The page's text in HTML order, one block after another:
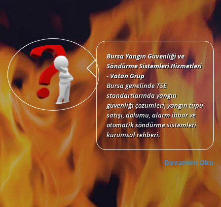
Devamını Oku
Bursa Yangın Güvenliği ve
Söndürme Sistemleri Hizmetleri
- Vatan Grup
Bursa genelinde TSE
standartlarında yangın
güvenliği çözümleri, yangın tüpü
satışı, dolumu, alarm ihbar ve
otomatik söndürme sistemleri
kurumsal rehberi.
Devamını Oku
Bursa Yangın Tüpü Satışı,